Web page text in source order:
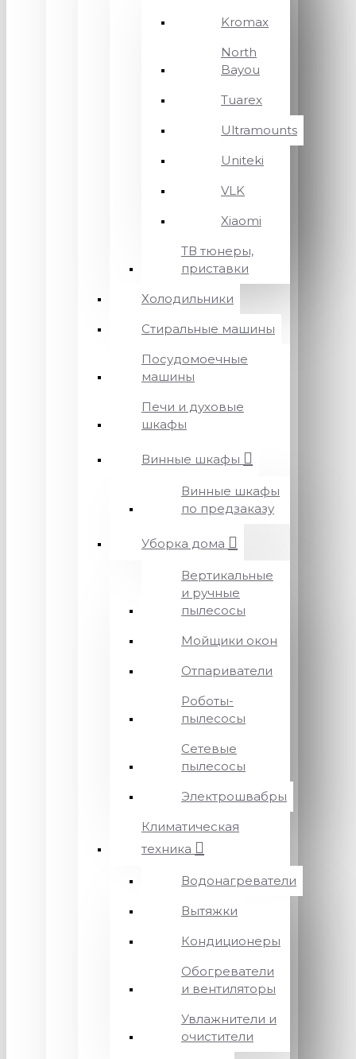
Kromax
North
Bayou
Tuarex
Ultramounts
Uniteki
VLK
Xiaomi
ТВ тюнеры,
приставки
Холодильники
Стиральные машины
Посудомоечные
машины
Печи и духовые
шкафы
Винные шкафы
Винные шкафы
по предзаказу
Уборка дома
Вертикальные
и ручные
пылесосы
Мойщики окон
Отпариватели
Роботы-
пылесосы
Сетевые
пылесосы
Электрошвабры
Климатическая
техника
Водонагреватели
Вытяжки
Кондиционеры
Обогреватели
и вентиляторы
Увлажнители и
очистители